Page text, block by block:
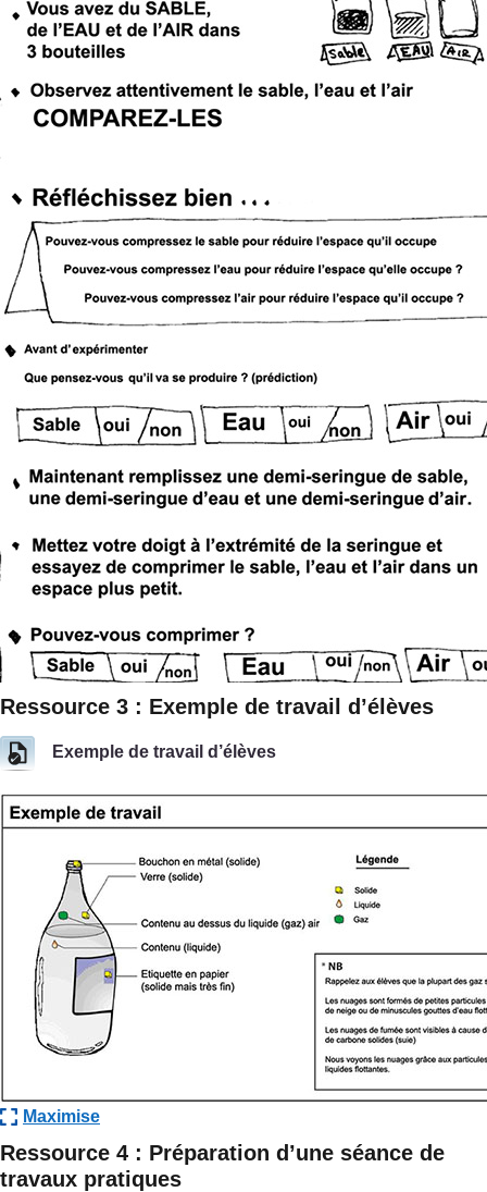
Ressource 3 : Exemple de travail d’élèves
Exemple de travail d’élèves
Maximise
Ressource 4 : Préparation d’une séance de
travaux pratiques